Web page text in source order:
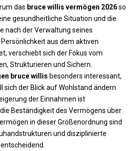
das bruce willis vermögen 2026so
gesundheitliche Situation und die
nach der Verwaltung seines
aus dem aktiven
verschiebt sich der Fokus vom
Strukturieren und Sichern.
bruce willis besonders interessant,
sich der Blick auf Wohlstand ändern
der Einnahmen ist
Beständigkeit des Vermögens über
in dieser Größenordnung sind
und disziplinierte